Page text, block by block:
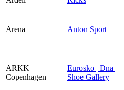
Arena Anton Sport
ARKK
Copenhagen
Eurosko | Dna |
Shoe Gallery